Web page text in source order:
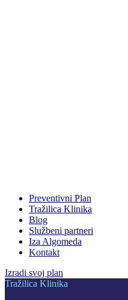
Preventivni Plan
Tražilica Klinika
Blog
Službeni partneri
Iza Algomeda
Kontakt
Izradi svoj plan
Tražilica Klinika